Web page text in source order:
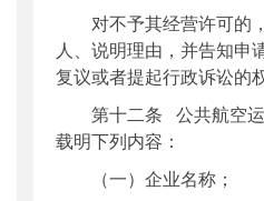
对不予其经营许可的
人、说明理由，并告知申
复议或者提起行政诉讼的权
第十二条 公共航空
载明下列内容：
（一）企业名称；